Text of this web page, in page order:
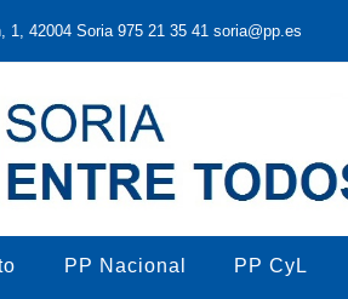
1, 42004 Soria 975 21 35 41 soria@pp.es
PP Nacional PP CyL